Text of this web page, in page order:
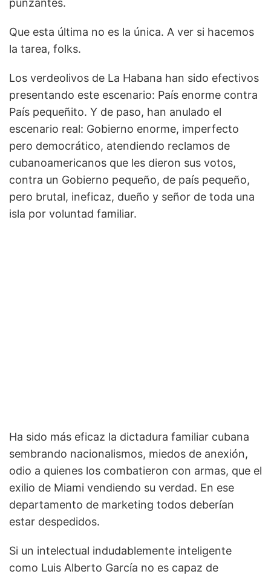
Que esta última no es la única. A ver si hacemos
la tarea, folks.
Los verdeolivos de La Habana han sido efectivos
presentando este escenario: País enorme contra
País pequeñito. Y de paso, han anulado el
escenario real: Gobierno enorme, imperfecto
pero democrático, atendiendo reclamos de
cubanoamericanos que les dieron sus votos,
contra un Gobierno pequeño, de país pequeño,
pero brutal, ineficaz, dueño y señor de toda una
isla por voluntad familiar.
Ha sido más eficaz la dictadura familiar cubana
sembrando nacionalismos, miedos de anexión,
odio a quienes los combatieron con armas, que el
exilio de Miami vendiendo su verdad. En ese
departamento de marketing todos deberían
estar despedidos.
Si un intelectual indudablemente inteligente
como Luis Alberto García no es capaz de